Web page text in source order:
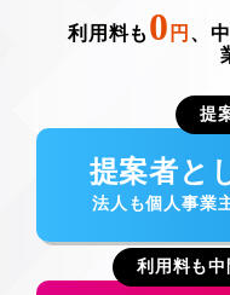
利用料も 0 円 、
提
提案者と
法人も個人事業
利用料も